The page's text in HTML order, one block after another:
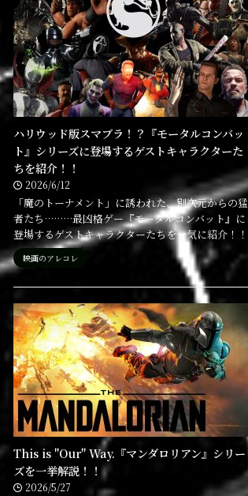
ハリウッド版スマブラ！？『モータルコンバッ
ト』シリーズに登場するゲストキャラクターた
ちを紹介！！
2026/6/12
「魔のトーナメント」に誘われた、別次元からの猛
者たち………最凶格ゲー『モータルコンバット』に
登場するゲストキャラクターたちを一気に紹介！！
映画のアレコレ
This is "Our" Way.『マンダロリアン』シリー
ズを一挙解説！！
2026/5/27